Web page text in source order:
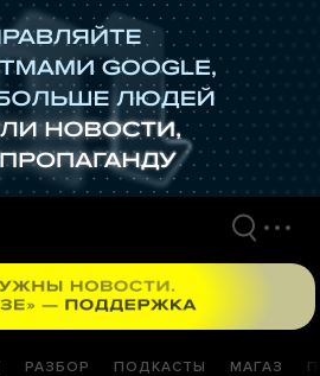
РАЗБОР ПОДКАСТЫ МАГАЗ